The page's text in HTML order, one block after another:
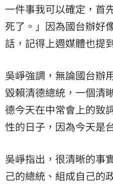
一件事我可以確定，首
死了。」因為國台辦好
話，記得上週媒體也提
吳崢強調，無論國台辦
毀賴清德總統，一個清
德今天在中常會上的致
性的日子，因為今天是
吳崢指出，很清晰的事
己的總統、組成自己的